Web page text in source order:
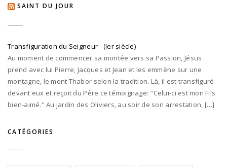
SAINT DU JOUR
Transfiguration du Seigneur - (Ier siècle)
Au moment de commencer sa montée vers sa Passion, Jésus
prend avec lui Pierre, Jacques et Jean et les emmène sur une
montagne, le mont Thabor selon la tradition. Là, il est transfiguré
devant eux et reçoit du Père ce témoignage: "Celui-ci est mon Fils
bien-aimé." Au jardin des Oliviers, au soir de son arrestation, […]
CATÉGORIES